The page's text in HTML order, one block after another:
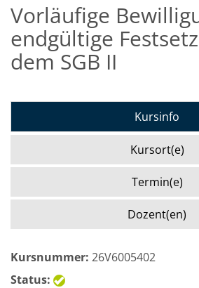
Vorläufige
endgültige
dem SGB II
Kursinfo
Kursort(e)
Termin(e)
Dozent(en)
Kursnummer: 26V6005402
Status: